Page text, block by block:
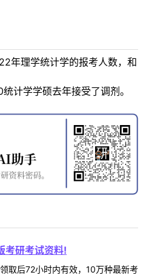
年理学统计学的报考人数，和
计学学硕去年接受了调剂。
考研考试资料!
取后72小时内有效，10万种最新考